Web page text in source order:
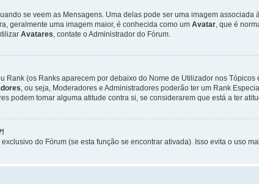
se veem as Mensagens. Uma delas pode ser uma imagem
geralmente uma imagem maior, é conhecida como um Avatar, que é
Avatares, contate o Administrador do Fórum.
Rank (os Ranks aparecem por debaixo do Nome de Utilizador nos
, ou seja, Moderadores e Administradores poderão ter um Rank
podem tomar alguma atitude contra si, se considerarem que está a ter
do Fórum (se esta função se encontrar ativada). Isso evita o uso